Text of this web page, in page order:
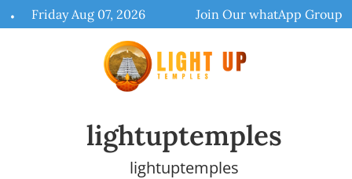
to
Friday Aug 07, 2026 Join Our whatApp Group
lightuptemples
lightuptemples